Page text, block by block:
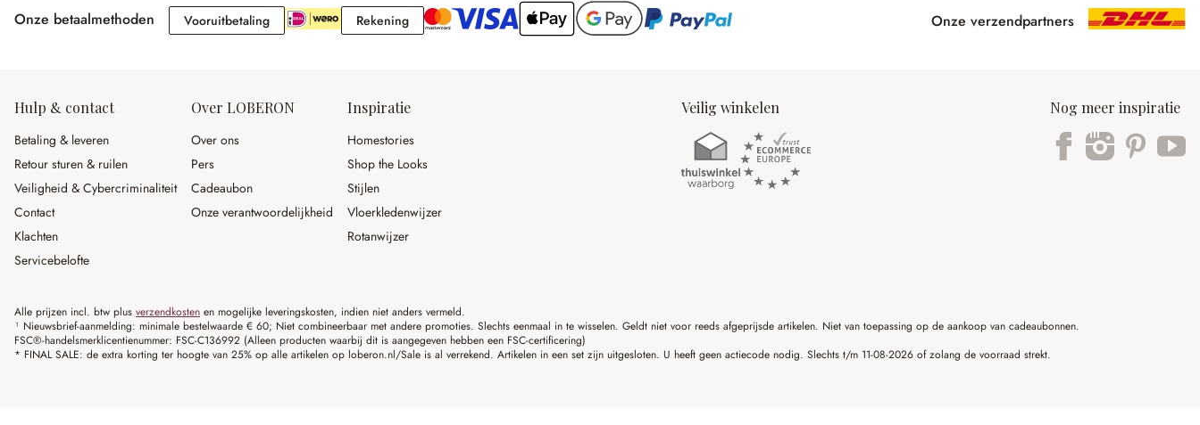
Onze betaalmethoden VooruitbetalingVooruitbetaling RekeningRekening Onze verzendpartners
Hulp & contact
Betaling & leveren
Retour sturen & ruilen
Veiligheid & Cybercriminaliteit
Contact
Klachten
Servicebelofte
Over LOBERON
Over ons
Pers
Cadeaubon
Onze verantwoordelijkheid
Inspiratie
Homestories
Shop the Looks
Stijlen
Vloerkledenwijzer
Rotanwijzer
Veilig winkelen Nog meer inspiratie
Alle prijzen incl. btw plus verzendkosten en mogelijke leveringskosten, indien niet anders vermeld.
¹ Nieuwsbrief-aanmelding: minimale bestelwaarde € 60; Niet combineerbaar met andere promoties. Slechts eenmaal in te wisselen. Geldt niet voor reeds afgeprijsde artikelen. Niet van toepassing op de aankoop van cadeaubonnen.
FSC®-handelsmerklicentienummer: FSC-C136992 (Alleen producten waarbij dit is aangegeven hebben een FSC-certificering)
* FINAL SALE: de extra korting ter hoogte van 25% op alle artikelen op loberon.nl/Sale is al verrekend. Artikelen in een set zijn uitgesloten. U heeft geen actiecode nodig. Slechts t/m 11-08-2026 of zolang de voorraad strekt.